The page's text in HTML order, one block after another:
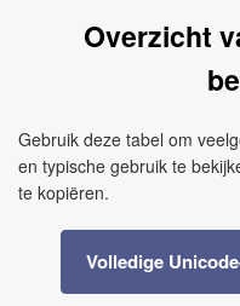
Overzicht
Gebruik deze tabel om
en typische gebruik te
te kopiëren.
Volledige